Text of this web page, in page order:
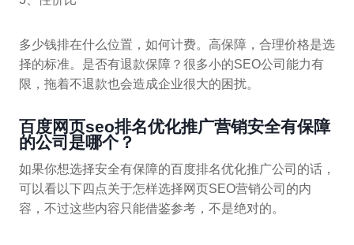
多少钱排在什么位置，如何计费。高保障，合理价格是选
择的标准。是否有退款保障？很多小的SEO公司能力有
限，拖着不退款也会造成企业很大的困扰。
百度网页seo排名优化推广营销安全有保障
的公司是哪个？
如果你想选择安全有保障的百度排名优化推广公司的话，
可以看以下四点关于怎样选择网页SEO营销公司的内
容，不过这些内容只能借鉴参考，不是绝对的。